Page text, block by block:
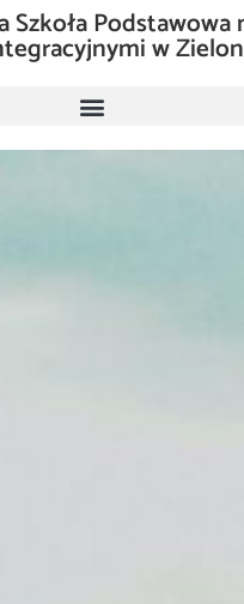
narzędzi
Szkoła Podstawowa
w